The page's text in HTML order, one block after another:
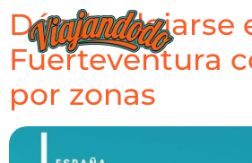
Dónde alojarse
Fuerteventura
por zonas